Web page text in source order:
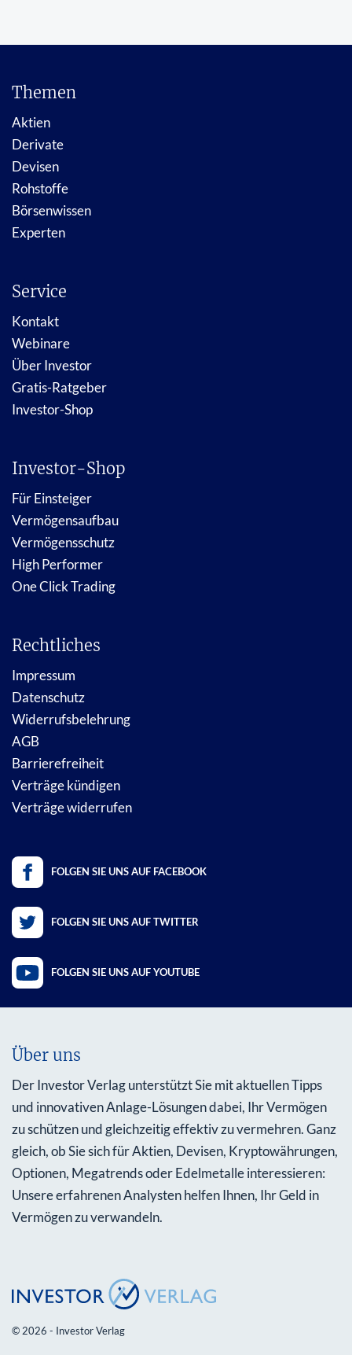
Themen
Aktien
Derivate
Devisen
Rohstoffe
Börsenwissen
Experten
Service
Kontakt
Webinare
Über Investor
Gratis-Ratgeber
Investor-Shop
Investor-Shop
Für Einsteiger
Vermögensaufbau
Vermögensschutz
High Performer
One Click Trading
Rechtliches
Impressum
Datenschutz
Widerrufsbelehrung
AGB
Barrierefreiheit
Verträge kündigen
Verträge widerrufen
FOLGEN SIE UNS AUF FACEBOOK
FOLGEN SIE UNS AUF TWITTER
FOLGEN SIE UNS AUF YOUTUBE
Über uns
Der Investor Verlag unterstützt Sie mit aktuellen Tipps
und innovativen Anlage-Lösungen dabei, Ihr Vermögen
zu schützen und gleichzeitig effektiv zu vermehren. Ganz
gleich, ob Sie sich für Aktien, Devisen, Kryptowährungen,
Optionen, Megatrends oder Edelmetalle interessieren:
Unsere erfahrenen Analysten helfen Ihnen, Ihr Geld in
Vermögen zu verwandeln.
© 2026 - Investor Verlag